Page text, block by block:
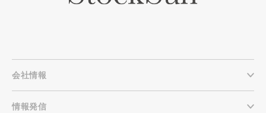
会社情報
情報発信